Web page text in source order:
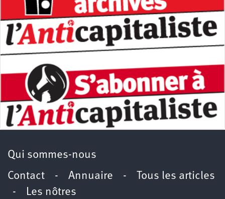
Qui sommes-nous
Contact - Annuaire -
Tous les articles
- Les nôtres